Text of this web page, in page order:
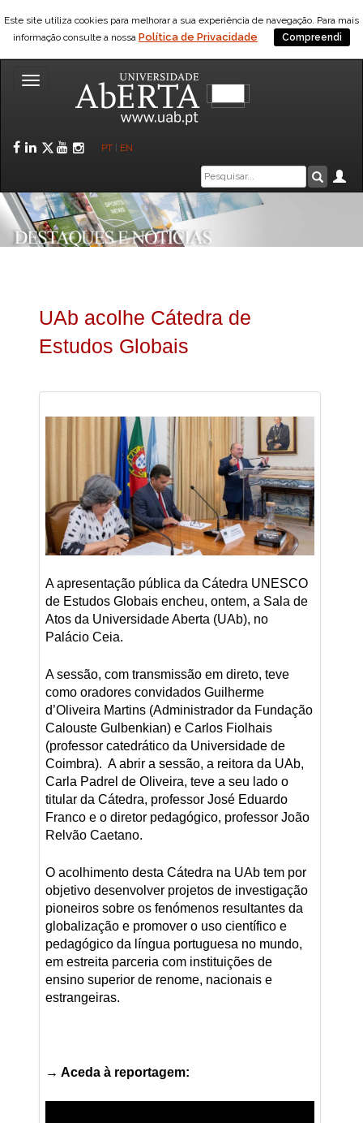
Este site utiliza cookies para melhorar a sua experiência de navegação. Para mais
informação consulte a nossa Política de Privacidade Compreendi
Toggle
Facebook
LinkedIn
Twitter
YouTube
Instagram
PT EN
Caixa
de
pesquisa
UAb acolhe Cátedra de
Estudos Globais
A apresentação pública da Cátedra UNESCO
de Estudos Globais encheu, ontem, a Sala de
Atos da Universidade Aberta (UAb), no
Palácio Ceia.
A sessão, com transmissão em direto, teve
como oradores convidados Guilherme
d’Oliveira Martins (Administrador da Fundação
Calouste Gulbenkian) e Carlos Fiolhais
(professor catedrático da Universidade de
Coimbra). A abrir a sessão, a reitora da UAb,
Carla Padrel de Oliveira, teve a seu lado o
titular da Cátedra, professor José Eduardo
Franco e o diretor pedagógico, professor João
Relvão Caetano.
O acolhimento desta Cátedra na UAb tem por
objetivo desenvolver projetos de investigação
pioneiros sobre os fenómenos resultantes da
globalização e promover o uso científico e
pedagógico da língua portuguesa no mundo,
em estreita parceria com instituições de
ensino superior de renome, nacionais e
estrangeiras.
→ Aceda à reportagem: